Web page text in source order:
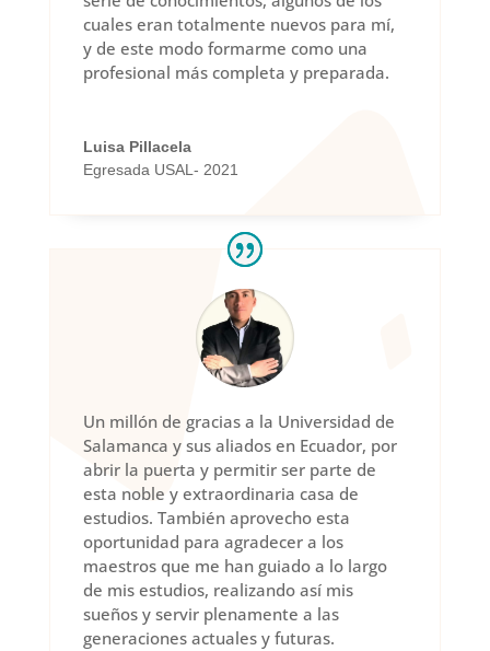
cuales eran totalmente nuevos para mí,
y de este modo formarme como una
profesional más completa y preparada.
Luisa Pillacela
Egresada USAL- 2021
Un millón de gracias a la Universidad de
Salamanca y sus aliados en Ecuador, por
abrir la puerta y permitir ser parte de
esta noble y extraordinaria casa de
estudios. También aprovecho esta
oportunidad para agradecer a los
maestros que me han guiado a lo largo
de mis estudios, realizando así mis
sueños y servir plenamente a las
generaciones actuales y futuras.